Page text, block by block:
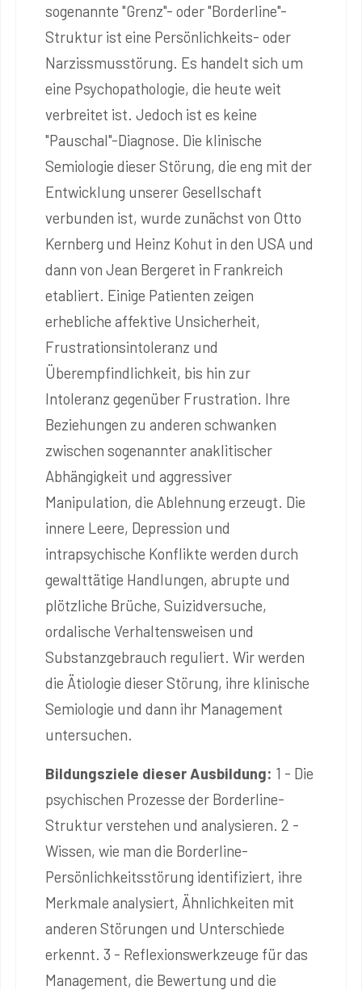
sogenannte "Grenz"- oder "Borderline"-
Struktur ist eine Persönlichkeits- oder
Narzissmusstörung. Es handelt sich um
eine Psychopathologie, die heute weit
verbreitet ist. Jedoch ist es keine
"Pauschal"-Diagnose. Die klinische
Semiologie dieser Störung, die eng mit der
Entwicklung unserer Gesellschaft
verbunden ist, wurde zunächst von Otto
Kernberg und Heinz Kohut in den USA und
dann von Jean Bergeret in Frankreich
etabliert. Einige Patienten zeigen
erhebliche affektive Unsicherheit,
Frustrationsintoleranz und
Überempfindlichkeit, bis hin zur
Intoleranz gegenüber Frustration. Ihre
Beziehungen zu anderen schwanken
zwischen sogenannter anaklitischer
Abhängigkeit und aggressiver
Manipulation, die Ablehnung erzeugt. Die
innere Leere, Depression und
intrapsychische Konflikte werden durch
gewalttätige Handlungen, abrupte und
plötzliche Brüche, Suizidversuche,
ordalische Verhaltensweisen und
Substanzgebrauch reguliert. Wir werden
die Ätiologie dieser Störung, ihre klinische
Semiologie und dann ihr Management
untersuchen.
Bildungsziele dieser Ausbildung: 1 - Die
psychischen Prozesse der Borderline-
Struktur verstehen und analysieren. 2 -
Wissen, wie man die Borderline-
Persönlichkeitsstörung identifiziert, ihre
Merkmale analysiert, Ähnlichkeiten mit
anderen Störungen und Unterschiede
erkennt. 3 - Reflexionswerkzeuge für das
Management, die Bewertung und die